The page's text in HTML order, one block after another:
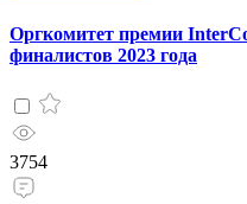
Оргкомитет премии
финалистов 2023 года
3754